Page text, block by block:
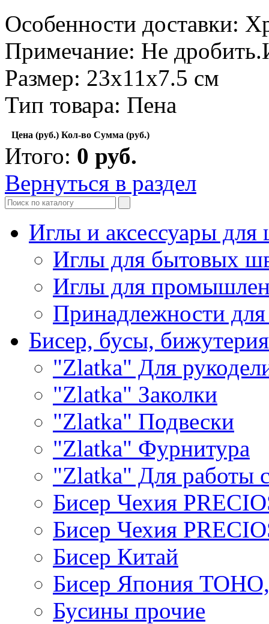
Особенности доставки:
Примечание: Не
Размер: 23х11х7.5 см
Тип товара: Пена
Цена (руб.) Кол-во Сумма (руб.)
Итого: 0 руб.
Вернуться в раздел
Иглы и аксессуары
Иглы для бытовых
Иглы для
Принадлежности
Бисер, бусы, бижутерия
"Zlatka" Для
"Zlatka" Заколки
"Zlatka" Подвески
"Zlatka" Фурнитура
"Zlatka" Для работы
Бисер Чехия
Бисер Чехия
Бисер Китай
Бисер Япония
Бусины прочие